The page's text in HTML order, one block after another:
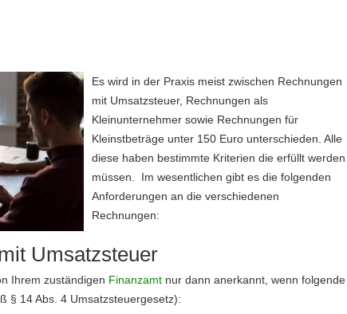
Es wird in der Praxis meist zwischen Rechnungen
mit Umsatzsteuer, Rechnungen als
Kleinunternehmer sowie Rechnungen für
Kleinstbeträge unter 150 Euro unterschieden. Alle
diese haben bestimmte Kriterien die erfüllt werden
müssen. Im wesentlichen gibt es die folgenden
Anforderungen an die verschiedenen
Rechnungen:
Umsatzsteuer
Ihrem zuständigen Finanzamt nur dann anerkannt, wenn folgende
§ 14 Abs. 4 Umsatzsteuergesetz):